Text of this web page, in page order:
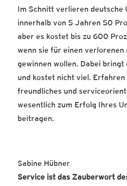
Im Schnitt verlieren deutsche
innerhalb von 5 Jahren 50
aber es kostet bis zu 600
wenn sie für einen verlorenen
gewinnen wollen. Dabei bringt
und kostet nicht viel. Erfahren
freundliches und
wesentlich zum Erfolg Ihres
beitragen.
Sabine Hübner
Service ist das Zauberwort